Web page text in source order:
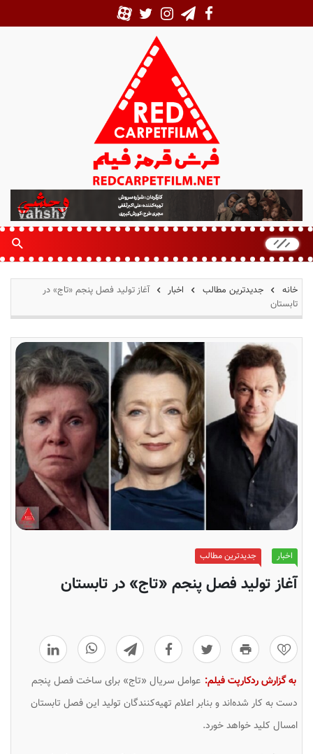
ر
ش
ر
م
ز
خانه جدیدترین مطالب اخبار
آغاز تولید فصل پنجم «تاج» در
تابستان
اخبار جدیدترین مطالب
آغاز تولید فصل پنجم «تاج» در تابستان
0
به گزارش ردکارپت فیلم: عوامل سریال «تاج» برای ساخت فصل پنجم
دست به کار شده‌اند و بنابر اعلام تهیه‌کنندگان تولید این فصل تابستان
امسال کلید خواهد خورد.